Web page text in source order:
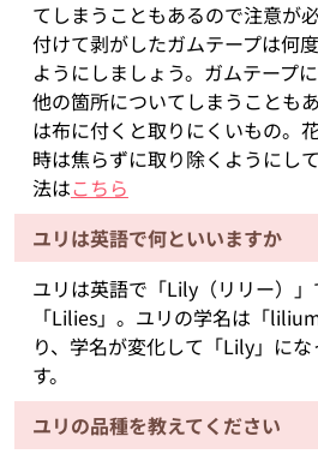
てしまうこともあるので注意が
付けて剥がしたガムテープは何
ようにしましょう。ガムテープ
他の箇所についてしまうことも
は布に付くと取りにくいもの。
時は焦らずに取り除くようにし
法はこちら
ユリは英語で何といいますか
ユリは英語で「Lily（リリー）
「Lilies」。ユリの学名は「
り、学名が変化して「Lily」に
す。
ユリの品種を教えてください